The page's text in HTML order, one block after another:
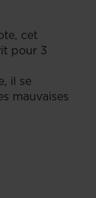
cet
pour 3
il se
mauvaises